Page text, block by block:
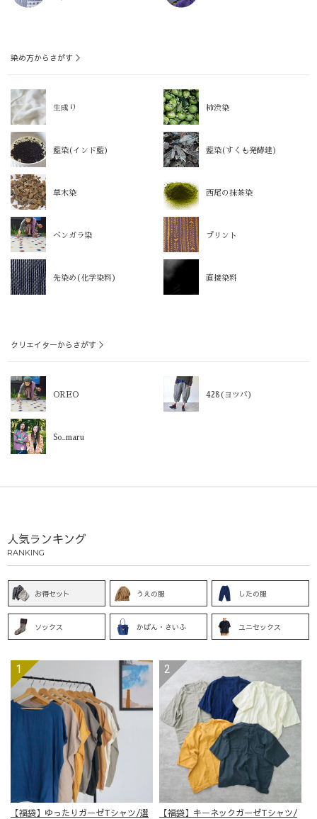
染め方からさがす ＞
生成り 柿渋染
藍染(インド藍) 藍染(すくも発酵建)
草木染 西尾の抹茶染
ベンガラ染 プリント
先染め(化学染料) 直接染料
クリエイターからさがす ＞
OREO 428(ヨツバ)
So_maru
人気ランキング
RANKING
お得セット うえの服 したの服
ソックス かばん・さいふ ユニセックス
【福袋】ゆったりガーゼTシャツ/選
【福袋】キーネックガーゼTシャツ/